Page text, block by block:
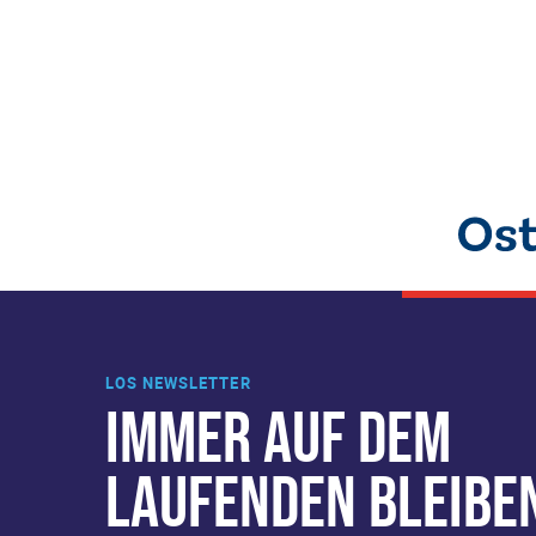
LOS NEWSLETTER
IMMER AUF DEM
LAUFENDEN